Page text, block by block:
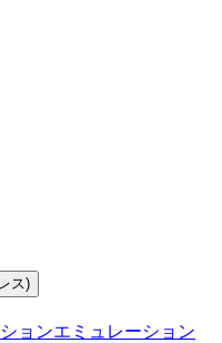
ス)
ョンエミュレーション